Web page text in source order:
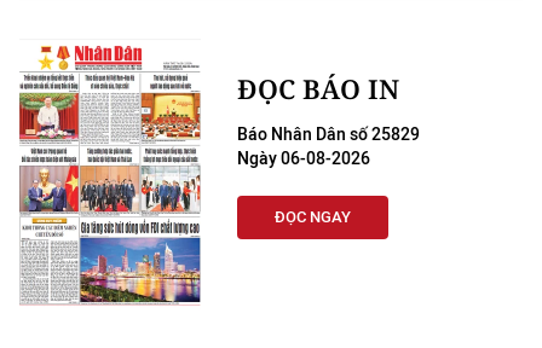
ĐỌC BÁO IN
Báo Nhân Dân số 25829
Ngày 06-08-2026
ĐỌC NGAY